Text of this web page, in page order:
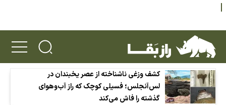
کشف وزغی ناشناخته از عصر یخبندان در
لس‌آنجلس؛ فسیلی کوچک که راز آب‌وهوای
گذشته را فاش می‌کند